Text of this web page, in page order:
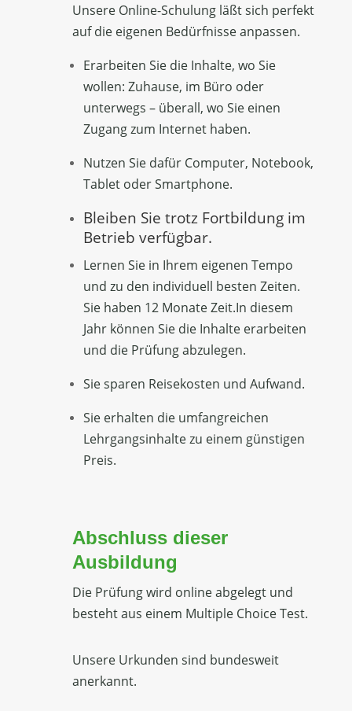
Unsere Online-Schulung läßt sich perfekt
auf die eigenen Bedürfnisse anpassen.
Erarbeiten Sie die Inhalte, wo Sie
wollen: Zuhause, im Büro oder
unterwegs – überall, wo Sie einen
Zugang zum Internet haben.
Nutzen Sie dafür Computer, Notebook,
Tablet oder Smartphone.
Bleiben Sie trotz Fortbildung im
Betrieb verfügbar.
Lernen Sie in Ihrem eigenen Tempo
und zu den individuell besten Zeiten.
Sie haben 12 Monate Zeit.In diesem
Jahr können Sie die Inhalte erarbeiten
und die Prüfung abzulegen.
Sie sparen Reisekosten und Aufwand.
Sie erhalten die umfangreichen
Lehrgangsinhalte zu einem günstigen
Preis.
Abschluss dieser
Ausbildung
Die Prüfung wird online abgelegt und
besteht aus einem Multiple Choice Test.
Unsere Urkunden sind bundesweit
anerkannt.